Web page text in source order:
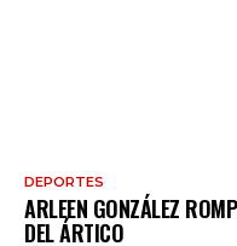
DEPORTES
ARLEEN GONZÁLEZ
DEL ÁRTICO